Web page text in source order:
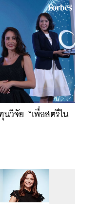
วิจัย “เพื่อสตรีใน